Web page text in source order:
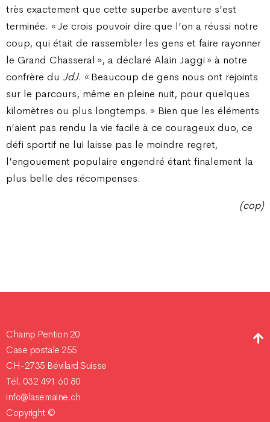
très exactement que cette superbe aventure s’est
terminée. « Je crois pouvoir dire que l’on a réussi notre
coup, qui était de rassembler les gens et faire rayonner
le Grand Chasseral », a déclaré Alain Jaggi » à notre
confrère du JdJ. « Beaucoup de gens nous ont rejoints
sur le parcours, même en pleine nuit, pour quelques
kilomètres ou plus longtemps. » Bien que les éléments
n’aient pas rendu la vie facile à ce courageux duo, ce
défi sportif ne lui laisse pas le moindre regret,
l’engouement populaire engendré étant finalement la
plus belle des récompenses.
(cop)
Champ Pention 20
Case postale 255
CH-2735 Bévilard Suisse
Tél. 032 491 60 80
info@lasemaine.ch
Copyright ©